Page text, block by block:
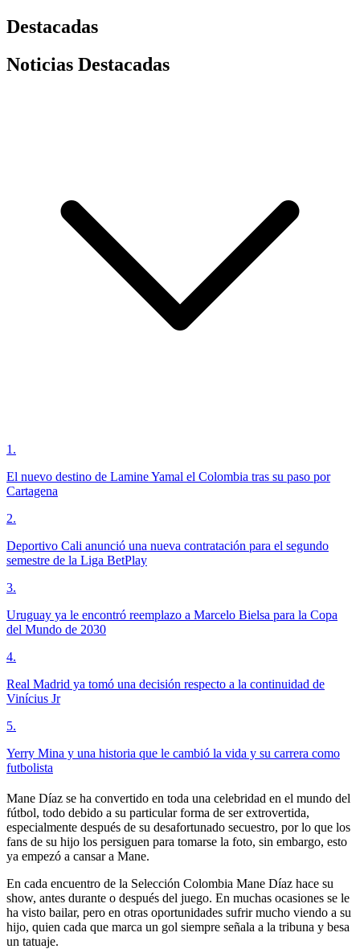
Destacadas
Noticias Destacadas
1 .
El nuevo destino de Lamine Yamal el Colombia tras su paso por
Cartagena
2.
Deportivo Cali anunció una nueva contratación para el segundo
semestre de la Liga BetPlay
3.
Uruguay ya le encontró reemplazo a Marcelo Bielsa para la Copa
del Mundo de 2030
4.
Real Madrid ya tomó una decisión respecto a la continuidad de
Vinícius Jr
5.
Yerry Mina y una historia que le cambió la vida y su carrera como
futbolista
Mane Díaz se ha convertido en toda una celebridad en el mundo del
fútbol, todo debido a su particular forma de ser extrovertida,
especialmente después de su desafortunado secuestro, por lo que los
fans de su hijo los persiguen para tomarse la foto, sin embargo, esto
ya empezó a cansar a Mane.
En cada encuentro de la Selección Colombia Mane Díaz hace su
show, antes durante o después del juego. En muchas ocasiones se le
ha visto bailar, pero en otras oportunidades sufrir mucho viendo a su
hijo, quien cada que marca un gol siempre señala a la tribuna y besa
un tatuaje.